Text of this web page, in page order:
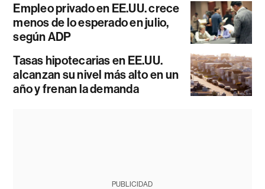
Empleo privado en EE.UU. crece
menos de lo esperado en julio,
según ADP
Tasas hipotecarias en EE.UU.
alcanzan su nivel más alto en un
año y frenan la demanda
PUBLICIDAD